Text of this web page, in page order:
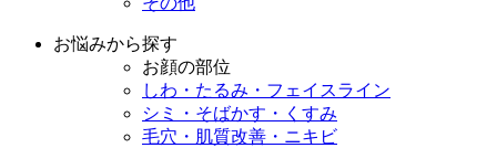
お悩みから探す
お顔の部位
しわ・たるみ・フェイスライン
シミ・そばかす・くすみ
毛穴・肌質改善・ニキビ